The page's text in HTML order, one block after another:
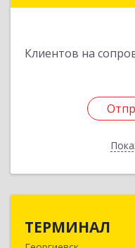
Клиентов на
ТЕРМИНАЛ